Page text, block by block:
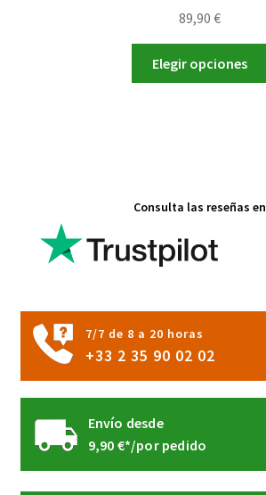
89,90 €
Elegir opciones
Consulta las reseñas en
7/7 de 8 a 20 horas
+33 2 35 90 02 02
Envío desde
9,90 €*/por pedido